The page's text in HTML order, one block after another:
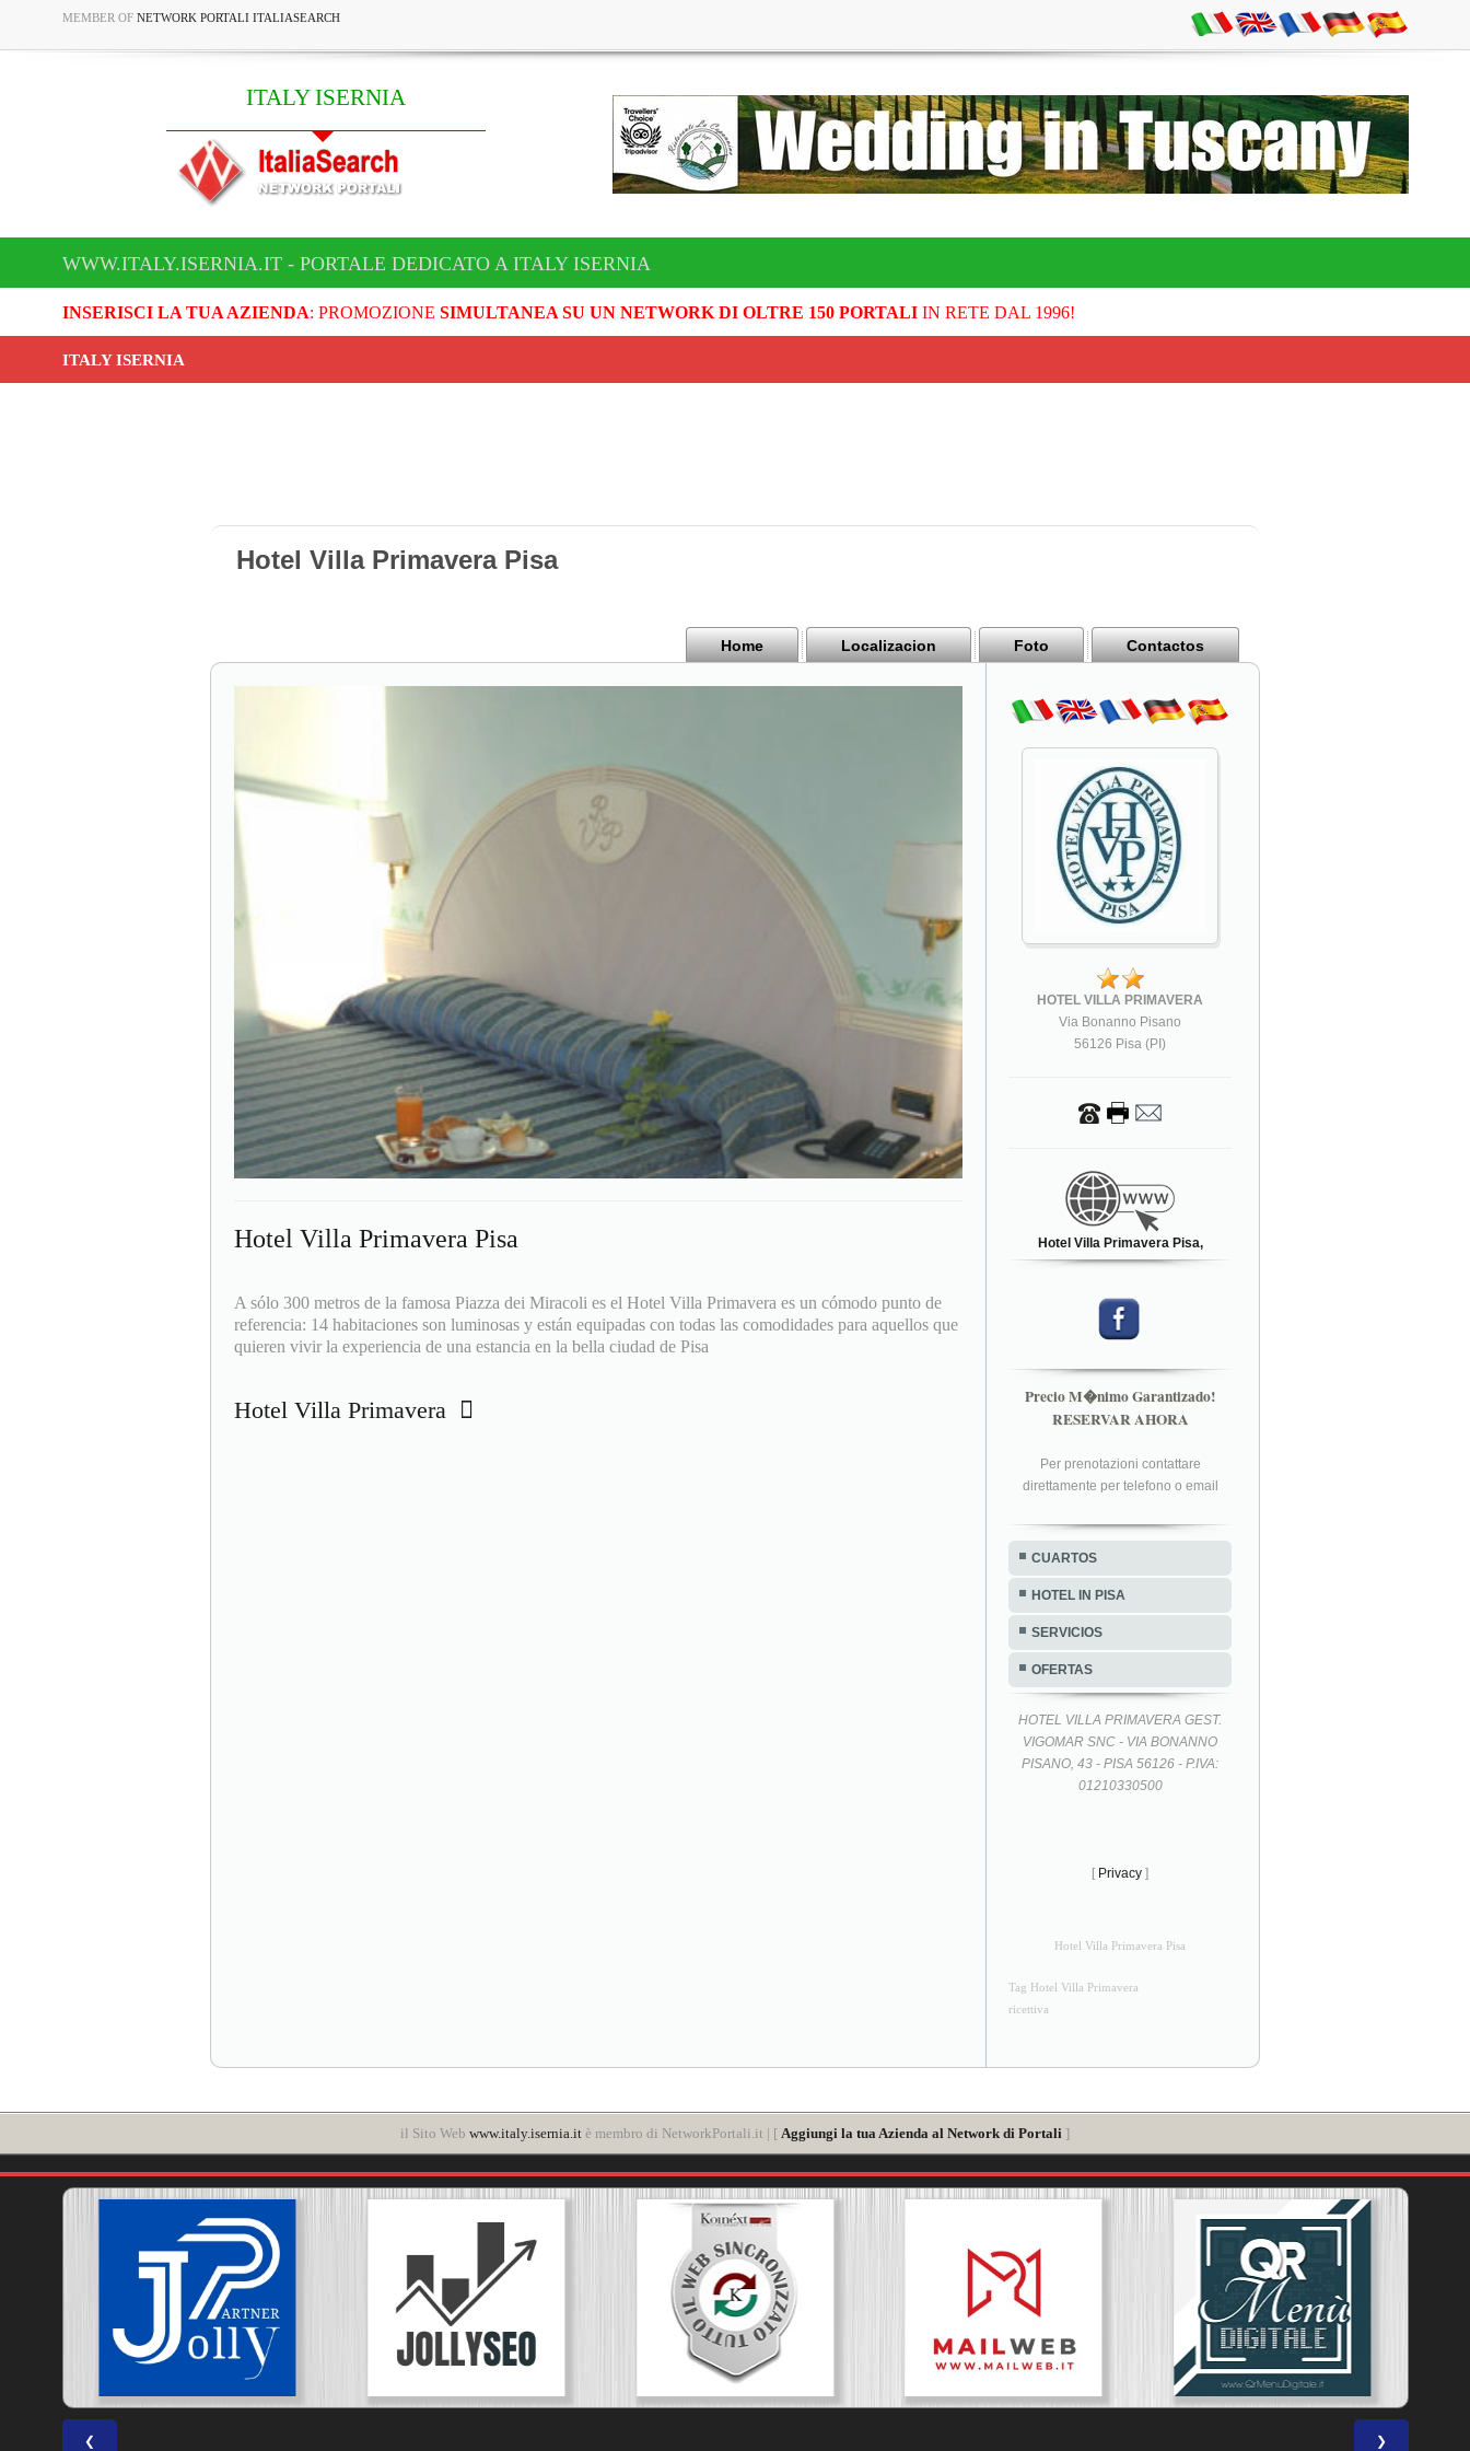
MEMBER OF NETWORK PORTALI ITALIASEARCH
ITALY ISERNIA
WWW.ITALY.ISERNIA.IT - PORTALE DEDICATO A ITALY ISERNIA
INSERISCI LA TUA AZIENDA: PROMOZIONE SIMULTANEA SU UN NETWORK DI OLTRE 150 PORTALIIN RETE DAL 1996!
ITALY ISERNIA
Hotel Villa Primavera Pisa
Home Localizacion Foto Contactos
Hotel Villa Primavera Pisa
A sólo 300 metros de la famosa Piazza dei Miracoli es el Hotel Villa Primavera es un cómodo punto de
referencia: 14 habitaciones son luminosas y están equipadas con todas las comodidades para aquellos que
quieren vivir la experiencia de una estancia en la bella ciudad de Pisa
Hotel Villa Primavera
HOTEL VILLA PRIMAVERA
Via Bonanno Pisano
56126 Pisa (PI)
Hotel Villa Primavera Pisa,
Precio M�nimo Garantizado!
RESERVAR AHORA
Per prenotazioni contattare
direttamente per telefono o email
CUARTOS
HOTEL IN PISA
SERVICIOS
OFERTAS
HOTEL VILLA PRIMAVERA GEST.
VIGOMAR SNC - VIA BONANNO
PISANO, 43 - PISA 56126 - P.IVA:
01210330500
[ Privacy ]
Hotel Villa Primavera Pisa
Tag Hotel Villa Primavera
ricettiva
il Sito Web www.italy.isernia.it è membro di NetworkPortali.it | [ Aggiungi la tua Azienda al Network di Portali ]
❮ ❯